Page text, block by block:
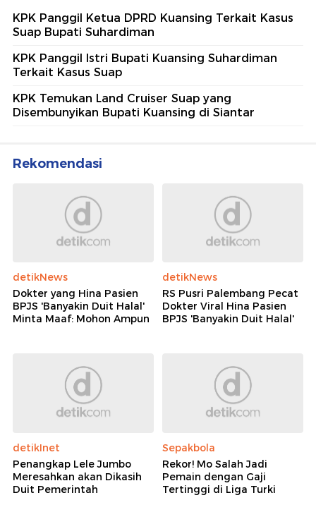
KPK Panggil Ketua DPRD Kuansing Terkait Kasus
Suap Bupati Suhardiman
KPK Panggil Istri Bupati Kuansing Suhardiman
Terkait Kasus Suap
KPK Temukan Land Cruiser Suap yang
Disembunyikan Bupati Kuansing di Siantar
Rekomendasi
detikNews
Dokter yang Hina Pasien
BPJS 'Banyakin Duit Halal'
Minta Maaf: Mohon Ampun
detikNews
RS Pusri Palembang Pecat
Dokter Viral Hina Pasien
BPJS 'Banyakin Duit Halal'
detikInet
Penangkap Lele Jumbo
Meresahkan akan Dikasih
Duit Pemerintah
Sepakbola
Rekor! Mo Salah Jadi
Pemain dengan Gaji
Tertinggi di Liga Turki